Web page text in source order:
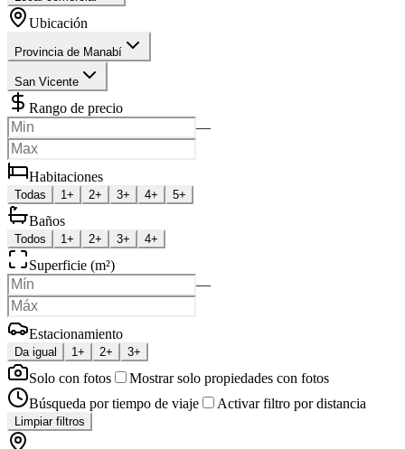
Ubicación
Provincia de Manabí
San Vicente
Rango de precio
—
Habitaciones
Todas 1+ 2+ 3+ 4+ 5+
Baños
Todos 1+ 2+ 3+ 4+
Superficie (m²)
—
Estacionamiento
Da igual 1+ 2+ 3+
Solo con fotos
Mostrar solo propiedades con fotos
Búsqueda por tiempo de viaje
Activar filtro por distancia
Limpiar filtros